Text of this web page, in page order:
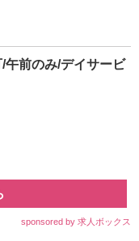
午前のみ/デイサービ
sponsored by 求人ボックス